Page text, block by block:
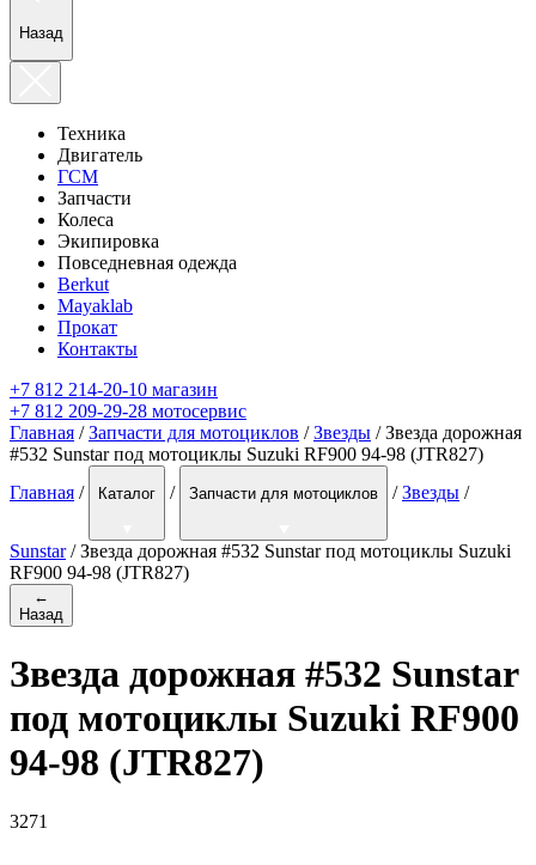
Назад
Техника
Двигатель
ГСМ
Запчасти
Колеса
Экипировка
Повседневная одежда
Berkut
Mayaklab
Прокат
Контакты
+7 812 214-20-10 магазин
+7 812 209-29-28 мотосервис
Главная /Запчасти для мотоциклов /Звезды / Звезда дорожная
#532 Sunstar под мотоциклы Suzuki RF900 94-98 (JTR827)
Главная / Каталог / Запчасти для мотоциклов / Звезды /
Sunstar / Звезда дорожная #532 Sunstar под мотоциклы Suzuki
RF900 94-98 (JTR827)
←
Назад
Звезда дорожная #532 Sunstar
под мотоциклы Suzuki RF900
94-98 (JTR827)
3271